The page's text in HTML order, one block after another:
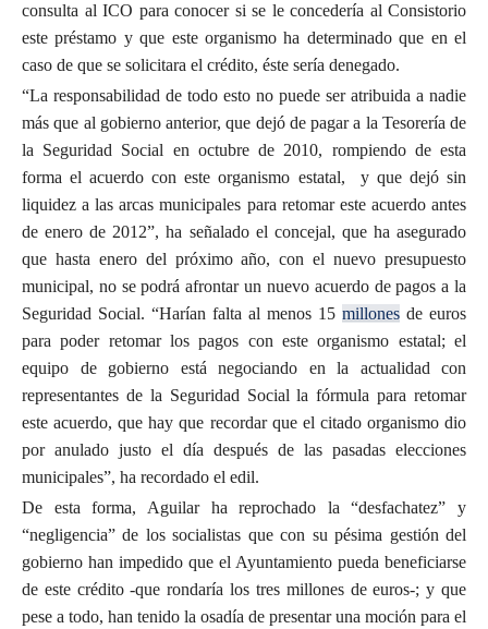
consulta al ICO para conocer si se le concedería al Consistorio
este préstamo y que este organismo ha determinado que en el
caso de que se solicitara el crédito, éste sería denegado.
“La responsabilidad de todo esto no puede ser atribuida a nadie
más que al gobierno anterior, que dejó de pagar a la Tesorería de
la Seguridad Social en octubre de 2010, rompiendo de esta
forma el acuerdo con este organismo estatal, y que dejó sin
liquidez a las arcas municipales para retomar este acuerdo antes
de enero de 2012”, ha señalado el concejal, que ha asegurado
que hasta enero del próximo año, con el nuevo presupuesto
municipal, no se podrá afrontar un nuevo acuerdo de pagos a la
Seguridad Social. “Harían falta al menos 15 millones de euros
para poder retomar los pagos con este organismo estatal; el
equipo de gobierno está negociando en la actualidad con
representantes de la Seguridad Social la fórmula para retomar
este acuerdo, que hay que recordar que el citado organismo dio
por anulado justo el día después de las pasadas elecciones
municipales”, ha recordado el edil.
De esta forma, Aguilar ha reprochado la “desfachatez” y
“negligencia” de los socialistas que con su pésima gestión del
gobierno han impedido que el Ayuntamiento pueda beneficiarse
de este crédito -que rondaría los tres millones de euros-; y que
pese a todo, han tenido la osadía de presentar una moción para el